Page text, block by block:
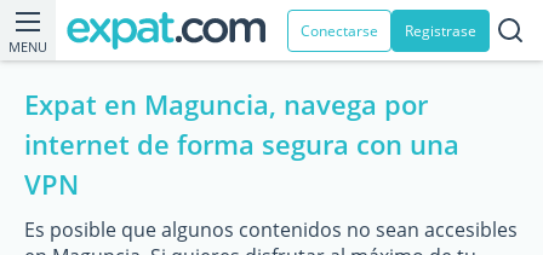
MENU
Conectarse Registrase
Expat en Maguncia, navega por
internet de forma segura con una
VPN
Es posible que algunos contenidos no sean accesibles